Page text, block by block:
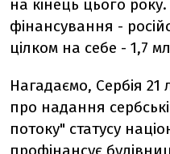
на кінець цього
фінансування -
цілком на себе - 1,7
Нагадаємо, Сербія
про надання
потоку" статусу